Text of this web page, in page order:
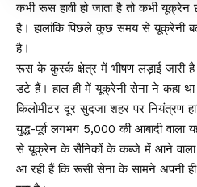
कभी रूस हावी हो जाता है तो कभी यूक्रेन
है। हालांकि पिछले कुछ समय से यूक्रेनी
है।
रूस के कुर्स्क क्षेत्र में भीषण लड़ाई
डटे हैं। हाल ही में यूक्रेनी सेना ने कहा
किलोमीटर दूर सुदजा शहर पर नियंत्रण
युद्ध-पूर्व लगभग 5,000 की आबादी
से यूक्रेन के सैनिकों के कब्जे में आने
आ रही हैं कि रूसी सेना के सामने अपनी